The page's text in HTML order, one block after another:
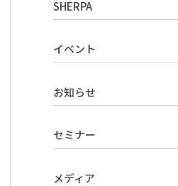
SHERPA
イベント
お知らせ
セミナー
メディア